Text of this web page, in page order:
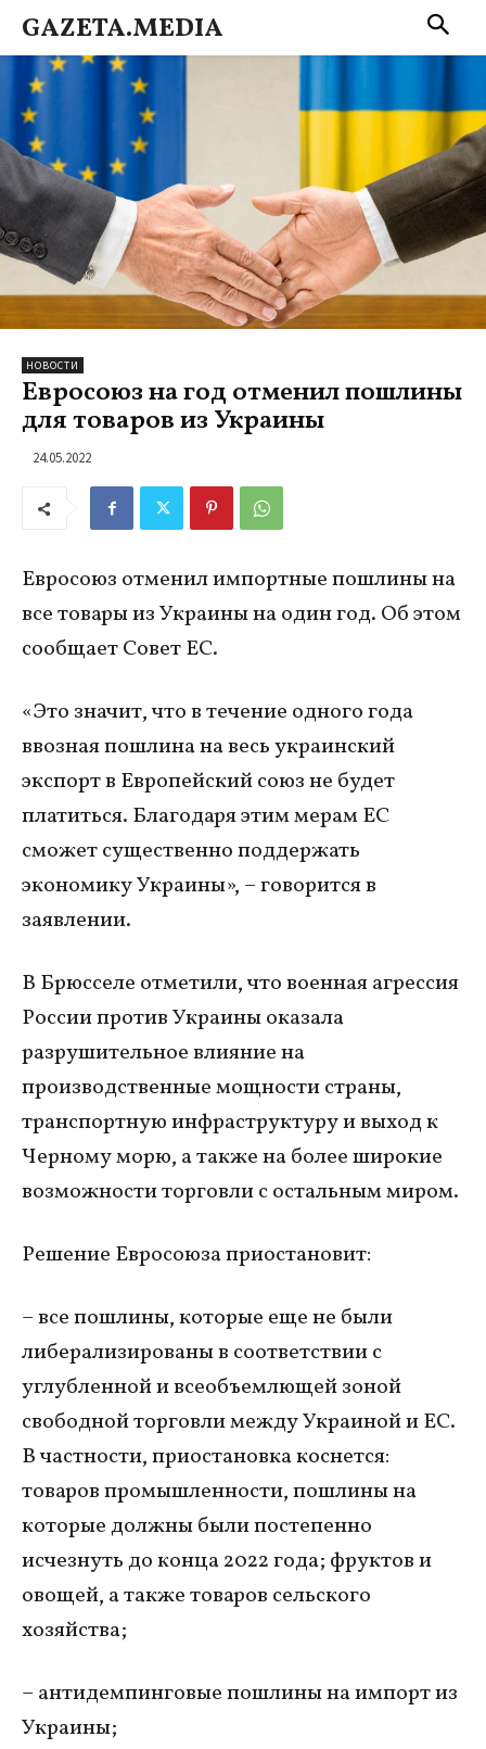
GAZETA.MEDIA
НОВОСТИ
Евросоюз на год отменил пошлины
для товаров из Украины
24.05.2022
Евросоюз отменил импортные пошлины на
все товары из Украины на один год. Об этом
сообщает Совет ЕС.
«Это значит, что в течение одного года
ввозная пошлина на весь украинский
экспорт в Европейский союз не будет
платиться. Благодаря этим мерам ЕС
сможет существенно поддержать
экономику Украины», – говорится в
заявлении.
В Брюсселе отметили, что военная агрессия
России против Украины оказала
разрушительное влияние на
производственные мощности страны,
транспортную инфраструктуру и выход к
Черному морю, а также на более широкие
возможности торговли с остальным миром.
Решение Евросоюза приостановит:
– все пошлины, которые еще не были
либерализированы в соответствии с
углубленной и всеобъемлющей зоной
свободной торговли между Украиной и ЕС.
В частности, приостановка коснется:
товаров промышленности, пошлины на
которые должны были постепенно
исчезнуть до конца 2022 года; фруктов и
овощей, а также товаров сельского
хозяйства;
– антидемпинговые пошлины на импорт из
Украины;